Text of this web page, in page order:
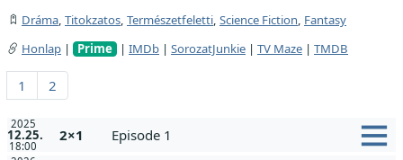
Dráma, Titokzatos, Természetfeletti, Science Fiction, Fantasy
Honlap | Prime | IMDb | SorozatJunkie | TV Maze | TMDB
1 2
2025
12.25.
18:00
2×1 Episode 1